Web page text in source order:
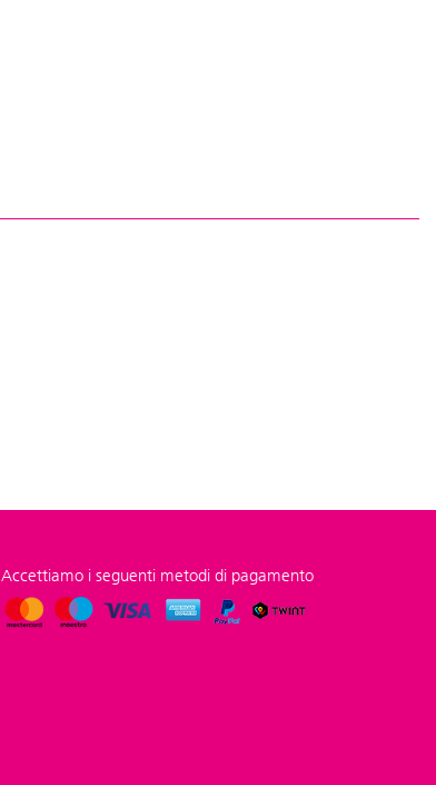
Accettiamo i seguenti metodi di pagamento